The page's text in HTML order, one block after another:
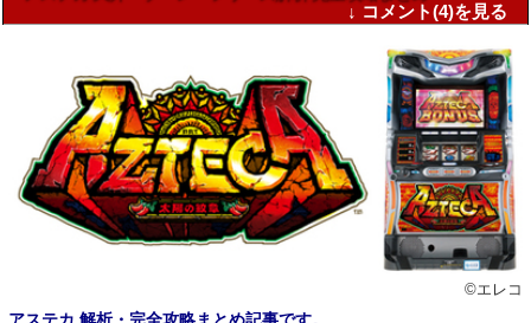
↓ コメント(4)を見る
©エレコ